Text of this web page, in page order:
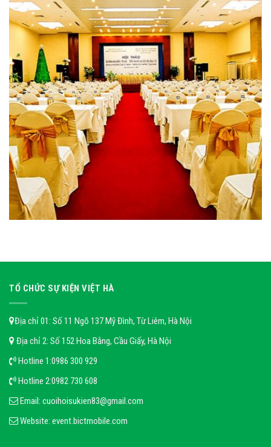
TỔ CHỨC SỰ KIỆN VIỆT HÀ
Địa chỉ 01: Số 11 Ngõ 137 Mỹ Đình, Từ Liêm, Hà Nội
Địa chỉ 2: Số 152 Hoa Bằng, Cầu Giấy, Hà Nội
Hotline 1:0986 300 929
Hotline 2:0982 730 608
Email: cuoihoisukien83@gmail.com
Website: event.bictmobile.com